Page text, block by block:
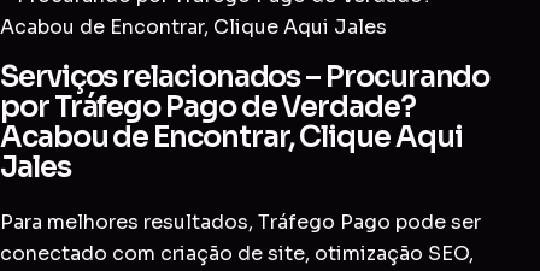
Acabou de Encontrar, Clique Aqui Jales
Serviços relacionados – Procurando
por Tráfego Pago de Verdade?
Acabou de Encontrar, Clique Aqui
Jales
Para melhores resultados, Tráfego Pago pode ser
conectado com criação de site, otimização SEO,